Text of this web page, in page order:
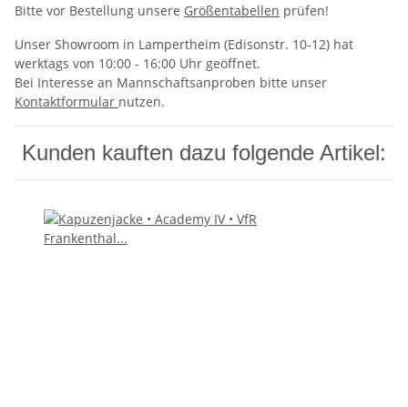
Bitte vor Bestellung unsere Größentabellen prüfen!
Unser Showroom in Lampertheim (Edisonstr. 10-12) hat
werktags von 10:00 - 16:00 Uhr geöffnet.
Bei Interesse an Mannschaftsanproben bitte unser
Kontaktformular nutzen.
Kunden kauften dazu folgende Artikel: